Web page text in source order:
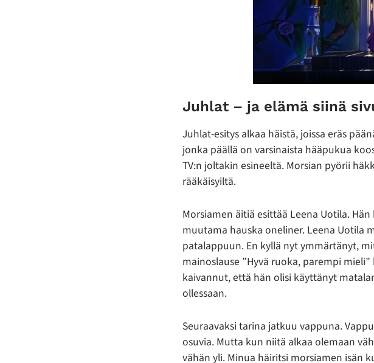
Juhlat – ja elämä siinä
Juhlat-esitys alkaa häistä, joissa eräs
jonka päällä on varsinaista hääpukua
TV:n joltakin esineeltä. Morsian pyörii
rääkäisyiltä.
Morsiamen äitiä esittää Leena Uotila.
muutama hauska oneliner. Leena Uotila
patalappuun. En kyllä nyt ymmärtänyt,
mainoslause ”Hyvä ruoka, parempi
kaivannut, että hän olisi käyttänyt
ollessaan.
Seuraavaksi tarina jatkuu vappuna.
osuvia. Mutta kun niitä alkaa olemaan
vähän yli. Minua häiritsi morsiamen isän